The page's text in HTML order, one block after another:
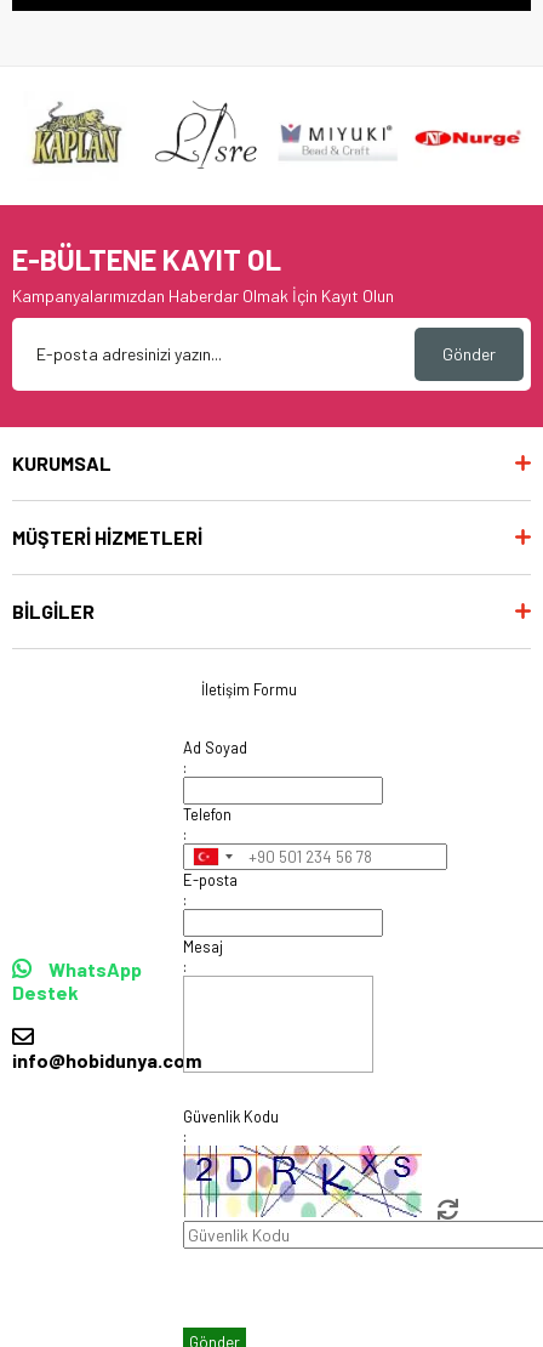
E-BÜLTENE KAYIT OL
Kampanyalarımızdan Haberdar Olmak İçin Kayıt Olun
Gönder
KURUMSAL
MÜŞTERİ HİZMETLERİ
BİLGİLER
WhatsApp
Destek
info@hobidunya.com
İletişim Formu
Ad Soyad
:
Telefon
:
E-posta
:
Mesaj
:
Güvenlik Kodu
: